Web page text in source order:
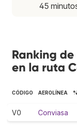
45
Ranking
en la ruta
CÓDIGO AEROLÍNEA
V0 Conviasa